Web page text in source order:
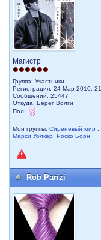
Магистр
Группа: Участники
Регистрация: 24 Мар 2010,
Сообщений: 25447
Откуда: Берег Волги
Пол:
Мои группы:Сиреневый мир
Марси Уолкер
,Роско Борн
Rob Parizi